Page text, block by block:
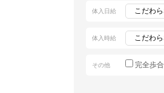
体入日給
体入時給
その他 完全歩合